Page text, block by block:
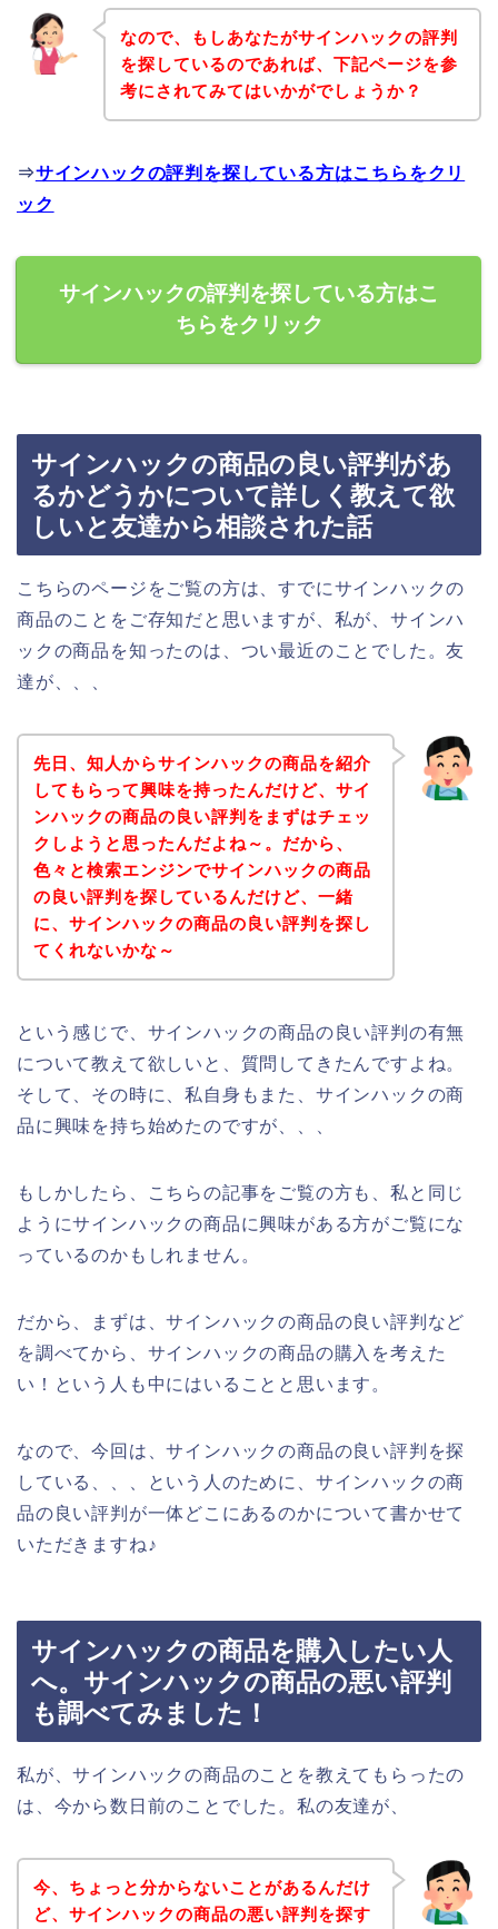
なので、もしあなたがサインハックの評判
を探しているのであれば、下記ページを参
考にされてみてはいかがでしょうか？
⇒サインハックの評判を探している方はこちらをクリ
ック
サインハックの評判を探している方はこ
ちらをクリック
サインハックの商品の良い評判があ
るかどうかについて詳しく教えて欲
しいと友達から相談された話
こちらのページをご覧の方は、すでにサインハックの
商品のことをご存知だと思いますが、私が、サインハ
ックの商品を知ったのは、つい最近のことでした。友
達が、、、
先日、知人からサインハックの商品を紹介
してもらって興味を持ったんだけど、サイ
ンハックの商品の良い評判をまずはチェッ
クしようと思ったんだよね～。だから、
色々と検索エンジンでサインハックの商品
の良い評判を探しているんだけど、一緒
に、サインハックの商品の良い評判を探し
てくれないかな～
という感じで、サインハックの商品の良い評判の有無
について教えて欲しいと、質問してきたんですよね。
そして、その時に、私自身もまた、サインハックの商
品に興味を持ち始めたのですが、、、
もしかしたら、こちらの記事をご覧の方も、私と同じ
ようにサインハックの商品に興味がある方がご覧にな
っているのかもしれません。
だから、まずは、サインハックの商品の良い評判など
を調べてから、サインハックの商品の購入を考えた
い！という人も中にはいることと思います。
なので、今回は、サインハックの商品の良い評判を探
している、、、という人のために、サインハックの商
品の良い評判が一体どこにあるのかについて書かせて
いただきますね♪
サインハックの商品を購入したい人
へ。サインハックの商品の悪い評判
も調べてみました！
私が、サインハックの商品のことを教えてもらったの
は、今から数日前のことでした。私の友達が、
今、ちょっと分からないことがあるんだけ
ど、サインハックの商品の悪い評判を探す